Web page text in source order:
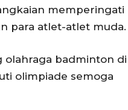
memperingati
para atlet-atlet muda.
olahraga badminton di
olimpiade semoga